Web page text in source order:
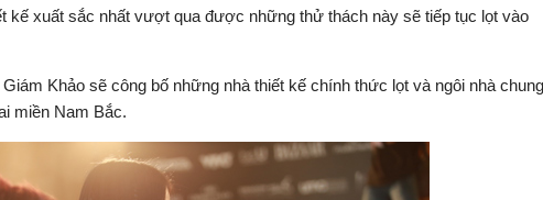
kế xuất sắc nhất vượt qua được những thử thách này sẽ tiếp tục lọt vào
Khảo sẽ công bố những nhà thiết kế chính thức lọt và ngôi nhà chung
miền Nam Bắc.